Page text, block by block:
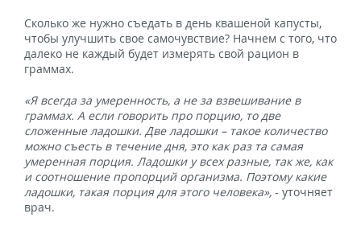
Сколько же нужно съедать в день квашеной капусты,
чтобы улучшить свое самочувствие? Начнем с того, что
далеко не каждый будет измерять свой рацион в
граммах.
«Я всегда за умеренность, а не за взвешивание в
граммах. А если говорить про порцию, то две
сложенные ладошки. Две ладошки – такое количество
можно съесть в течение дня, это как раз та самая
умеренная порция. Ладошки у всех разные, так же, как
и соотношение пропорций организма. Поэтому какие
ладошки, такая порция для этого человека», - уточняет
врач.